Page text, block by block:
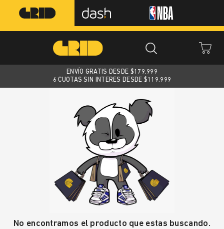
ENVÍO GRATIS DESDE $179.999
6 CUOTAS SIN INTERES DESDE $119.999
No encontramos el producto que estas buscando.